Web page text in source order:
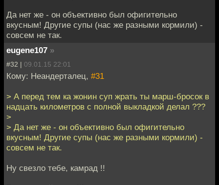
Да нет же - он объективно был офигительно
вкусным! Другие супы (нас же разными кормили) -
совсем не так.
eugene107 »
#32 | 09.01.15 22:01
Кому: Неандерталец, #31
> А перед тем ка жонин суп жрать ты марш-бросок в
надцать километров с полной выкладкой делал ???
>
> Да нет же - он объективно был офигительно
вкусным! Другие супы (нас же разными кормили) -
совсем не так.
Ну свезло тебе, камрад !!